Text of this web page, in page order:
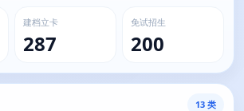
建档立卡
287
免试招生
200
13 类